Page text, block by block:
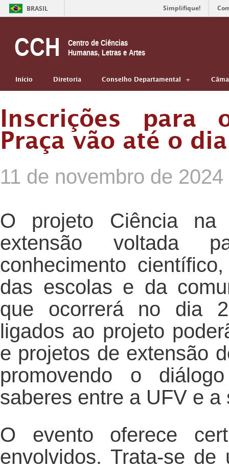
BRASIL Simplifique!
CCH
Centro de Ciências
Humanas, Letras e Artes
Início Diretoria Conselho Departamental
Inscrições para
Praça vão até o
11 de novembro de 2024
O projeto Ciência
extensão voltada
conhecimento
das escolas e da
que ocorrerá no dia
ligados ao projeto
e projetos de extensão
promovendo o
saberes entre a UFV e a
O evento oferece
envolvidos. Trata-se